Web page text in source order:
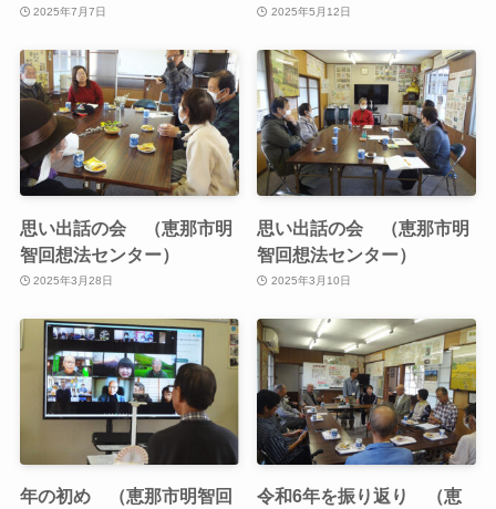
2025年7月7日 2025年5月12日
思い出話の会 （恵那市明
智回想法センター）
2025年3月28日
思い出話の会 （恵那市明
智回想法センター）
2025年3月10日
年の初め （恵那市明智回
令和6年を振り返り （恵